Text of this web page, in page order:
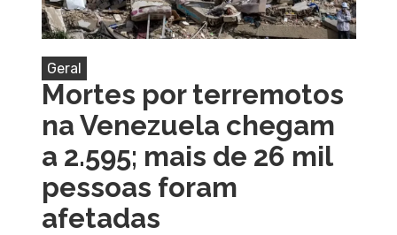
Geral
Mortes por terremotos
na Venezuela chegam
a 2.595; mais de 26 mil
pessoas foram
afetadas